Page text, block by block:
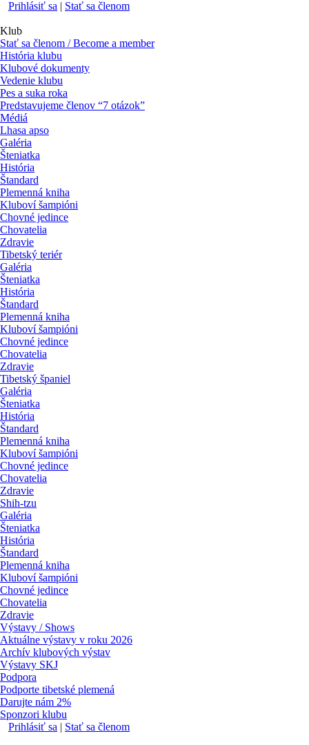
Prihlásiť sa | Stať sa členom
Klub
Stať sa členom / Become a member
História klubu
Klubové dokumenty
Vedenie klubu
Pes a suka roka
Predstavujeme členov “7 otázok”
Médiá
Lhasa apso
Galéria
Šteniatka
História
Štandard
Plemenná kniha
Kluboví šampióni
Chovné jedince
Chovatelia
Zdravie
Tibetský teriér
Galéria
Šteniatka
História
Štandard
Plemenná kniha
Kluboví šampióni
Chovné jedince
Chovatelia
Zdravie
Tibetský španiel
Galéria
Šteniatka
História
Štandard
Plemenná kniha
Kluboví šampióni
Chovné jedince
Chovatelia
Zdravie
Shih-tzu
Galéria
Šteniatka
História
Štandard
Plemenná kniha
Kluboví šampióni
Chovné jedince
Chovatelia
Zdravie
Výstavy / Shows
Aktuálne výstavy v roku 2026
Archív klubových výstav
Výstavy SKJ
Podpora
Podporte tibetské plemená
Darujte nám 2%
Sponzori klubu
Prihlásiť sa | Stať sa členom